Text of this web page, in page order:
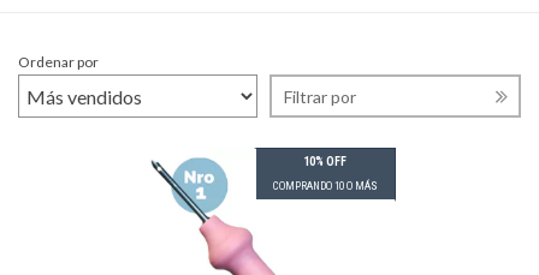
Ordenar por
Filtrar por
10% OFF
COMPRANDO 10 O MÁS